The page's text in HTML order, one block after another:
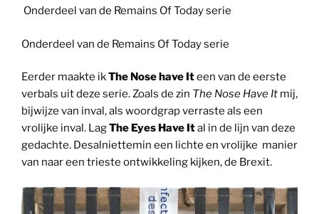
Onderdeel van de Remains Of Today serie
Onderdeel van de Remains Of Today serie
Eerder maakte ikThe Nose have Iteen van de eerste
verbals uit deze serie. Zoals de zin The Nose Have It mij,
bijwijze van inval, als woordgrap verraste als een
vrolijke inval. LagThe Eyes Have Ital in de lijn van deze
gedachte. Desalniettemin een lichte en vrolijke manier
van naar een trieste ontwikkeling kijken, de Brexit.